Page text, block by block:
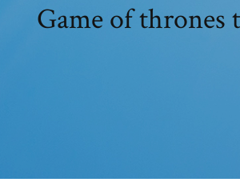
Game of thrones